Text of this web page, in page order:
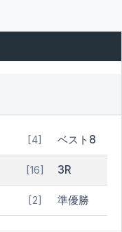
[4] ベスト8
[16] 3R
[2] 準優勝